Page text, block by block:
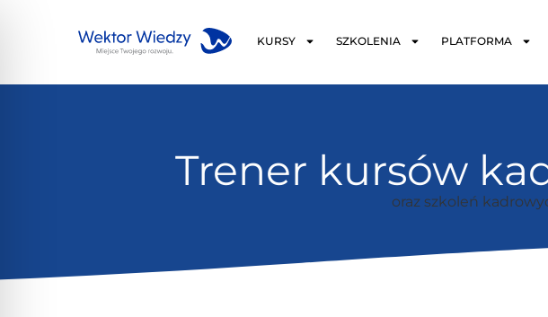
KURSY SZKOLENIA PLATFORMA
Trener kursów
oraz szkoleń